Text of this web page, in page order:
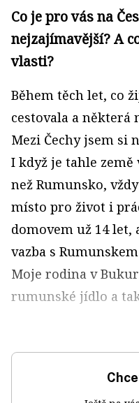
Co je pro vás na
nejzajímavější? A
vlasti?
Během těch let, co
cestovala a
Mezi Čechy jsem si
I když je tahle
než Rumunsko,
místo pro život i
domovem už 14
vazba s
Moje rodina v
rumunské jídlo a